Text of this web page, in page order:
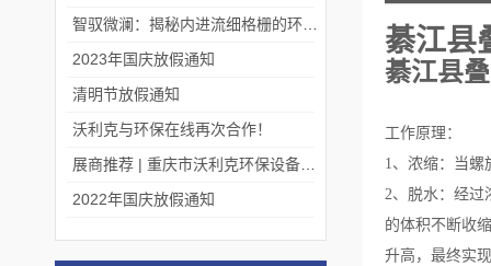
綦江县
綦江县
工作原理：
1、浓缩：当螺
2、脱水：经过
的体积不断收
升高，最终实
2023年国庆放假通知
清明节放假通知
沃利克与环保在线再次合作！
2022年国庆放假通知